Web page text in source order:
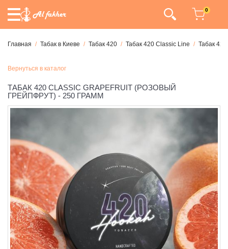
0
Главная Табак в Киеве Табак 420 Табак 420 Classic Line Табак
Вернуться в каталог
ТАБАК 420 CLASSIC GRAPEFRUIT (РОЗОВЫЙ
ГРЕЙПФРУТ) - 250 ГРАММ